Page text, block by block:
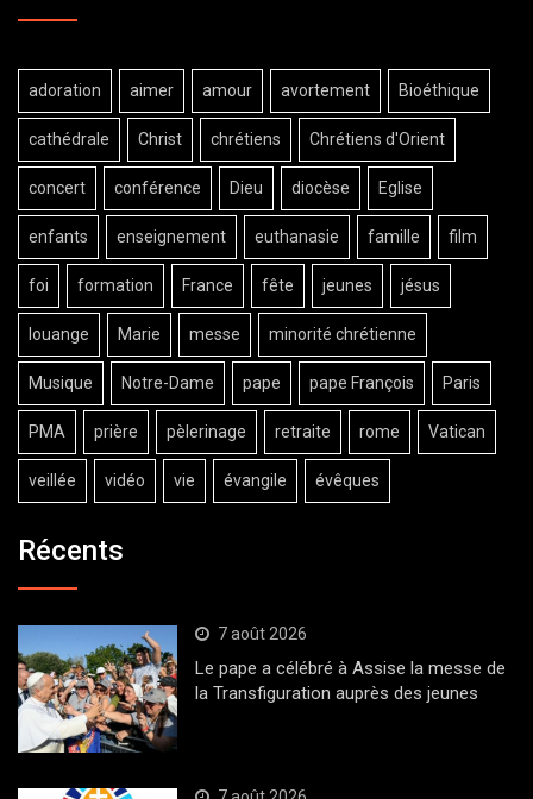
adoration aimer amour avortement Bioéthique
cathédrale Christ chrétiens Chrétiens d'Orient
concert conférence Dieu diocèse Eglise
enfants enseignement euthanasie famille film
foi formation France fête jeunes jésus
louange Marie messe minorité chrétienne
Musique Notre-Dame pape pape François Paris
PMA prière pèlerinage retraite rome Vatican
veillée vidéo vie évangile évêques
Récents
7 août 2026
Le pape a célébré à Assise la messe de
la Transfiguration auprès des jeunes